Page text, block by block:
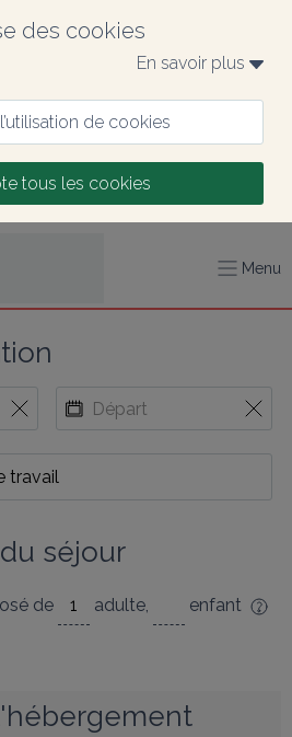
des cookies
En savoir plus
de cookies
tous les cookies
Menu
travail
séjour
de adulte,
enfant